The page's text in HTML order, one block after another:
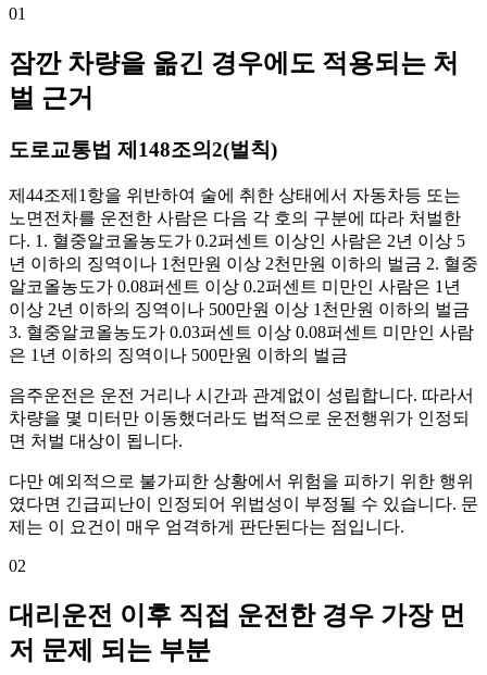
01
잠깐 차량을 옮긴 경우에도 적용되는 처
벌 근거
도로교통법 제148조의2(벌칙)
제44조제1항을 위반하여 술에 취한 상태에서 자동차등 또는
노면전차를 운전한 사람은 다음 각 호의 구분에 따라 처벌한
다. 1. 혈중알코올농도가 0.2퍼센트 이상인 사람은 2년 이상 5
년 이하의 징역이나 1천만원 이상 2천만원 이하의 벌금 2. 혈중
알코올농도가 0.08퍼센트 이상 0.2퍼센트 미만인 사람은 1년
이상 2년 이하의 징역이나 500만원 이상 1천만원 이하의 벌금
3. 혈중알코올농도가 0.03퍼센트 이상 0.08퍼센트 미만인 사람
은 1년 이하의 징역이나 500만원 이하의 벌금
음주운전은 운전 거리나 시간과 관계없이 성립합니다. 따라서
차량을 몇 미터만 이동했더라도 법적으로 운전행위가 인정되
면 처벌 대상이 됩니다.
다만 예외적으로 불가피한 상황에서 위험을 피하기 위한 행위
였다면 긴급피난이 인정되어 위법성이 부정될 수 있습니다. 문
제는 이 요건이 매우 엄격하게 판단된다는 점입니다.
02
대리운전 이후 직접 운전한 경우 가장 먼
저 문제 되는 부분